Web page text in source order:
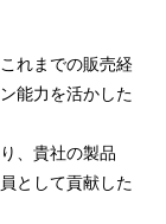
れまでの販売経
能力を活かした
、貴社の製品
として貢献した